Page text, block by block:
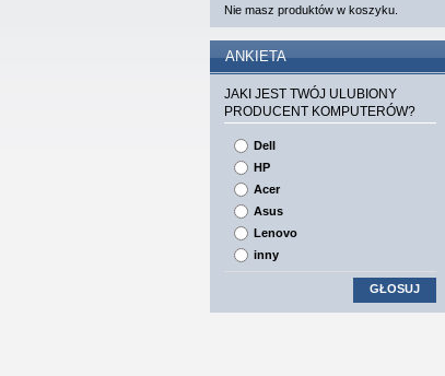
Nie masz produktów w koszyku.
ANKIETA
JAKI JEST TWÓJ ULUBIONY
PRODUCENT KOMPUTERÓW?
Dell
HP
Acer
Asus
Lenovo
inny
GŁOSUJ